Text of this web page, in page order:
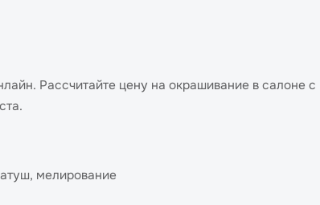
Рассчитайте цену на окрашивание в салоне с
мелирование